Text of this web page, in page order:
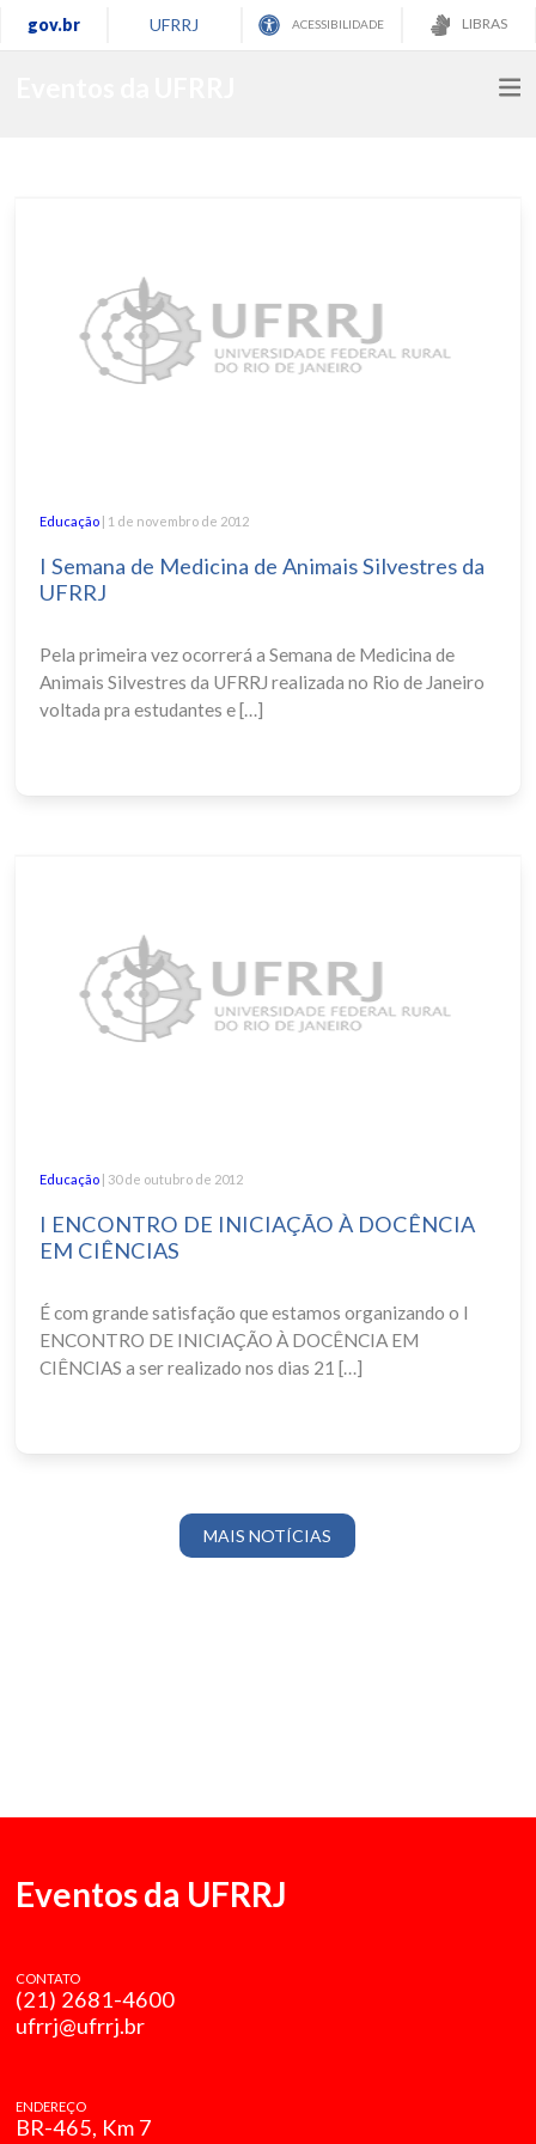
gov.br UFRRJ ACESSIBILIDADE LIBRAS
Educação | 1 de novembro de 2012
I Semana de Medicina de Animais Silvestres da
UFRRJ
Pela primeira vez ocorrerá a Semana de Medicina de
Animais Silvestres da UFRRJ realizada no Rio de Janeiro
voltada pra estudantes e […]
Educação | 30 de outubro de 2012
I ENCONTRO DE INICIAÇÃO À DOCÊNCIA
EM CIÊNCIAS
É com grande satisfação que estamos organizando o I
ENCONTRO DE INICIAÇÃO À DOCÊNCIA EM
CIÊNCIAS a ser realizado nos dias 21 […]
MAIS NOTÍCIAS
Eventos da UFRRJ
CONTATO
(21) 2681-4600
ufrrj@ufrrj.br
ENDEREÇO
BR-465, Km 7